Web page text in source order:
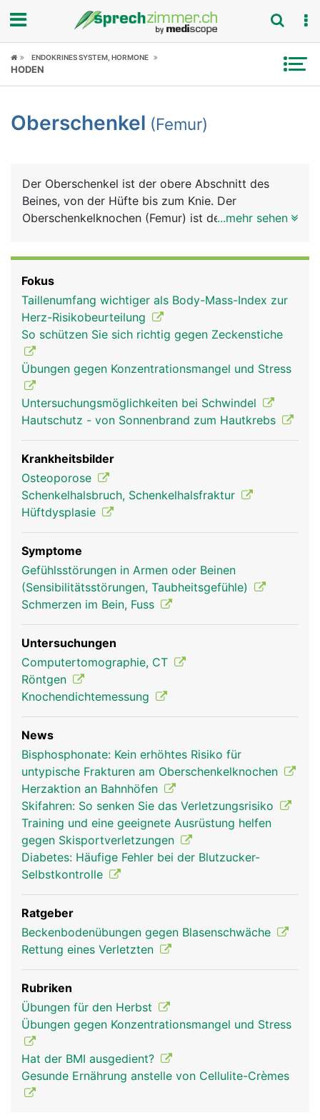
Fokus
Symptome
News
Rubriken
ENDOKRINES SYSTEM, HORMONE
HODEN
Oberschenkel (Femur)
Der Oberschenkel ist der obere Abschnitt des
Beines, von der Hüfte bis zum Knie. Der
Oberschenkelknochen (Femur) ist der längste und
besteht von oben nach unten aus dem kugeligen
Kopf (Hüftkopf), einem kurzen Hals
(Schenkelhals), einen langen Schaft und einem
verdickten unteren Ende mit zwei walzenförmigen
Gelenkknorren, die mit dem Schienbein und der
Kniescheibe das Knie bilden. Der Hüftkopf bildet
mit der Hüftpfanne des Beckens das Hüftgelenk.
Der Oberschenkelknochen dient ausserdem als
Befestigungsanker für Bänder und Muskeln.
Oberschenkel
Mann
...mehr sehen
Fokus
Taillenumfang wichtiger als Body-Mass-Index zur
Herz-Risikobeurteilung
So schützen Sie sich richtig gegen Zeckenstiche
Übungen gegen Konzentrationsmangel und Stress
Untersuchungsmöglichkeiten bei Schwindel
Hautschutz - von Sonnenbrand zum Hautkrebs
Krankheitsbilder
Osteoporose
Schenkelhalsbruch, Schenkelhalsfraktur
Hüftdysplasie
Symptome
Gefühlsstörungen in Armen oder Beinen
(Sensibilitätsstörungen, Taubheitsgefühle)
Schmerzen im Bein, Fuss
Untersuchungen
Computertomographie, CT
Röntgen
Knochendichtemessung
News
Bisphosphonate: Kein erhöhtes Risiko für
untypische Frakturen am Oberschenkelknochen
Herzaktion an Bahnhöfen
Skifahren: So senken Sie das Verletzungsrisiko
Training und eine geeignete Ausrüstung helfen
gegen Skisportverletzungen
Diabetes: Häufige Fehler bei der Blutzucker-
Selbstkontrolle
Ratgeber
Beckenbodenübungen gegen Blasenschwäche
Rettung eines Verletzten
Rubriken
Übungen für den Herbst
Übungen gegen Konzentrationsmangel und Stress
Hat der BMI ausgedient?
Gesunde Ernährung anstelle von Cellulite-Crèmes